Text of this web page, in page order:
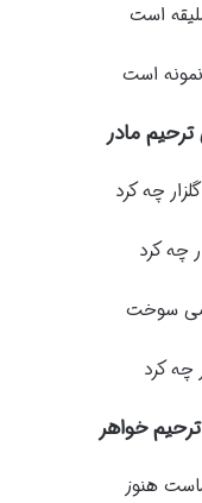
است
است
مادر
چه کرد
چه کرد
سوخت
چه کرد
خواهر
هنوز